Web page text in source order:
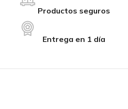
Productos seguros
Entrega en 1 día